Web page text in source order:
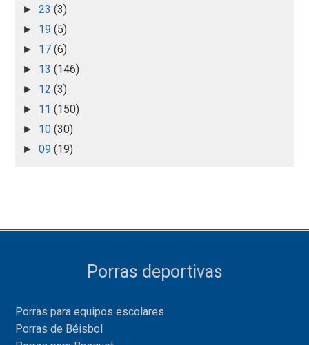
►23(3)
► 19(5)
► 17(6)
► 13(146)
► 12(3)
► 11(150)
► 10(30)
►09(19)
Porras deportivas
Porras para equipos escolares
Porras de Béisbol